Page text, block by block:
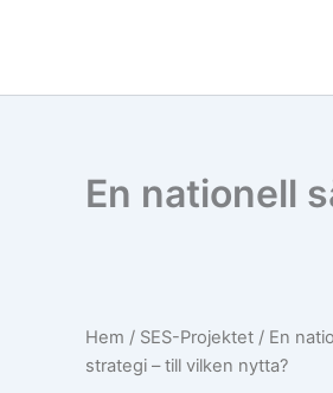
En nationell
Hem / SES-Projektet / En
strategi – till vilken nytta?